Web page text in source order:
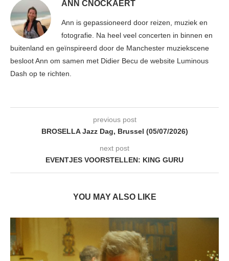
ANN CNOCKAERT
Ann is gepassioneerd door reizen, muziek en
fotografie. Na heel veel concerten in binnen en
buitenland en geïnspireerd door de Manchester muziekscene
besloot Ann om samen met Didier Becu de website Luminous
Dash op te richten.
previous post
BROSELLA Jazz Dag, Brussel (05/07/2026)
next post
EVENTJES VOORSTELLEN: KING GURU
YOU MAY ALSO LIKE